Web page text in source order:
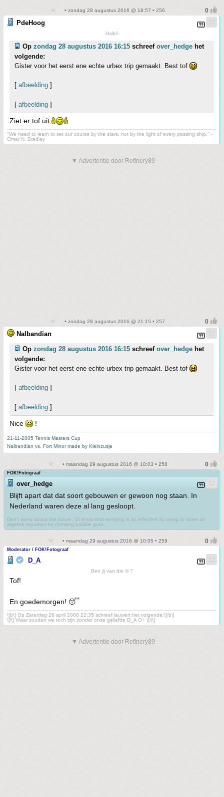
• zondag 28 augustus 2016 @ 18:57 • 256
PdeHoog
Hallo!
Op zondag 28 augustus 2016 16:15 schreef over_hedge het
volgende:
Gister voor het eerst ene echte urbex trip gemaakt. Best tof
[ afbeelding ]
[ afbeelding ]
Ziet er tof uit
"We need to learn to set our course by the stars, not by the light of every passing ship." -
Omar N. Bradley
▼ Advertentie door Refinery89
• zondag 28 augustus 2016 @ 21:15 • 257
Nalbandian
Op zondag 28 augustus 2016 16:15 schreef over_hedge het
volgende:
Gister voor het eerst ene echte urbex trip gemaakt. Best tof
[ afbeelding ]
[ afbeelding ]
Nice !
21-11-2005 Tennis Masters Cup
Nalbandian vs. Fort Minor made by Kleinzusje
• maandag 29 augustus 2016 @ 10:03 • 258
FOK!Fotograaf
over_hedge
Blijft apart dat dat soort gebouwen er gewoon nog staan. In
Nederland waren deze al lang gesloopt.
Don't worry about the future. Or know that worrying is as effective as trying to solve an
algebra equation by chewing bubble gum.
• maandag 29 augustus 2016 @ 10:05 • 259
Moderator / FOK!Fotograaf
D_A
Ben jij van die © ?
Tof!
En goedemorgen! 😴
\[b\] Op Zaterdag 26 april 2008 22:35 schreef lauwert het volgende:\[/b\]
\[i\] Waar zouden we toch zijn zonder onze geliefde D_A O+ \[/i\]
▼ Advertentie door Refinery89